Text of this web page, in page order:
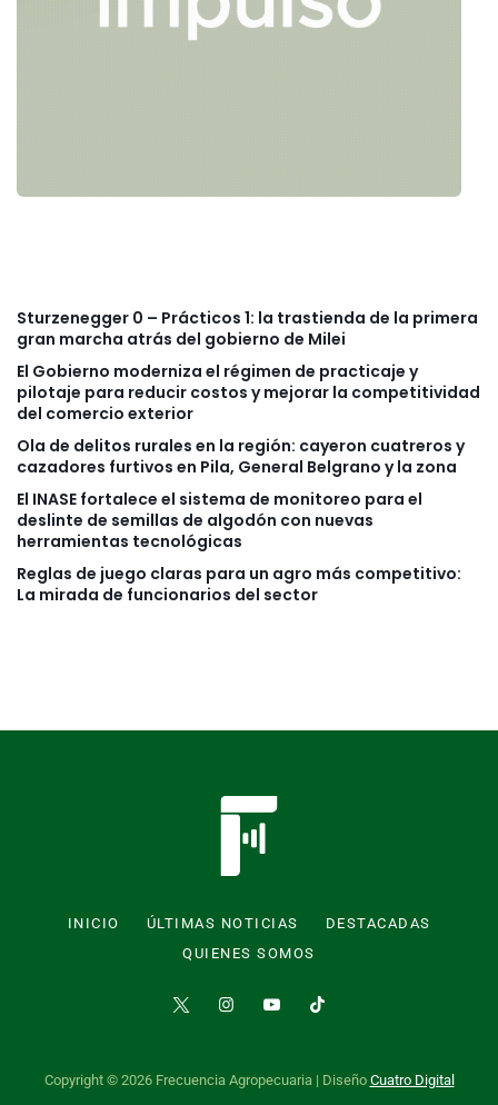
Sturzenegger 0 – Prácticos 1: la trastienda de la primera
gran marcha atrás del gobierno de Milei
El Gobierno moderniza el régimen de practicaje y
pilotaje para reducir costos y mejorar la competitividad
del comercio exterior
Ola de delitos rurales en la región: cayeron cuatreros y
cazadores furtivos en Pila, General Belgrano y la zona
El INASE fortalece el sistema de monitoreo para el
deslinte de semillas de algodón con nuevas
herramientas tecnológicas
Reglas de juego claras para un agro más competitivo:
La mirada de funcionarios del sector
INICIO ÚLTIMAS NOTICIAS
DESTACADAS
QUIENES SOMOS
Copyright © 2026 Frecuencia Agropecuaria | Diseño Cuatro Digital